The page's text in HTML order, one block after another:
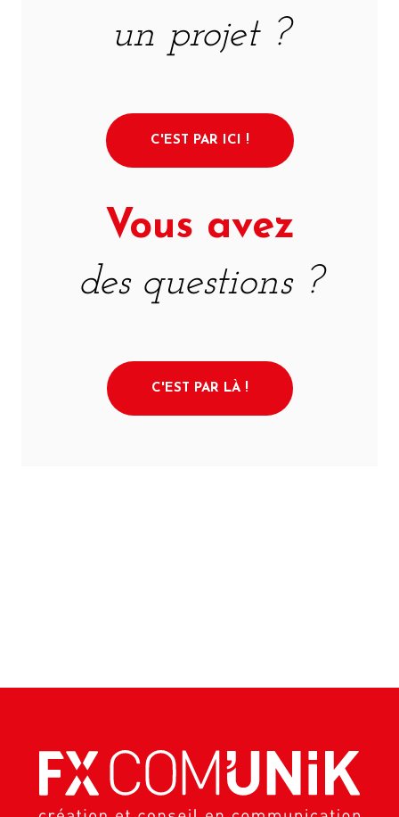
un projet ?
C'EST PAR ICI !
Vous avez
des questions ?
C'EST PAR LÀ !